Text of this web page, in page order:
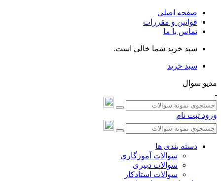
صفحه اصلی
قوانین و مقررات
تماس با ما
سبد خرید شما خالی است.
سبد خرید
مدیو سوال
ورود ثبت نام
دسته بندی ها
سوالات آموزگاری
سوالات دبیری
سوالات استادکار